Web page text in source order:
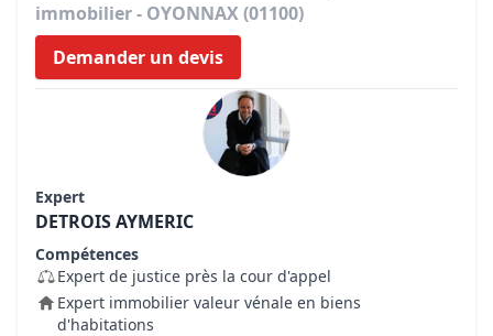
immobilier - OYONNAX (01100)
Demander un devis
Expert
DETROIS AYMERIC
Compétences
Expert de justice près la cour d'appel
Expert immobilier valeur vénale en biens
d'habitations